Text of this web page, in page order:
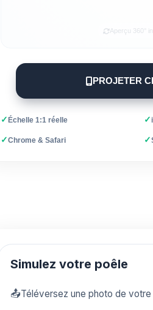
Aperçu 360°
PROJETER
✓Échelle 1:1 réelle ✓
✓Chrome & Safari ✓
Simulez votre poêle
📤Téléversez une photo de